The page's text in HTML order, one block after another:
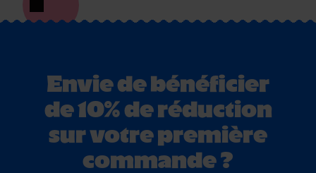
Envie de bénéficier
de 10% de réduction
sur votre première
commande ?